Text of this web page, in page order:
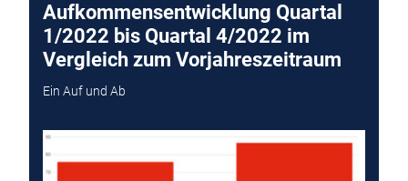
Aufkommensentwicklung Quartal
1/2022 bis Quartal 4/2022 im
Vergleich zum Vorjahreszeitraum
Ein Auf und Ab